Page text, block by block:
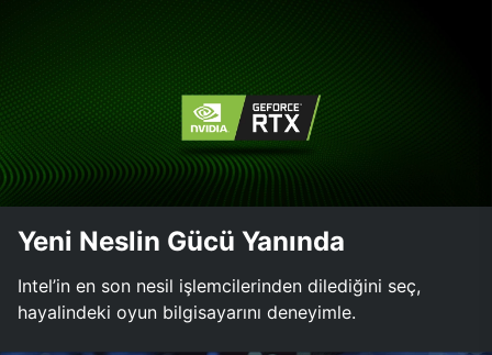
Yeni Neslin Gücü Yanında
Intel’in en son nesil işlemcilerinden dilediğini seç,
hayalindeki oyun bilgisayarını deneyimle.